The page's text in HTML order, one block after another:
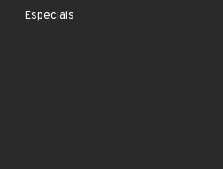
Especiais